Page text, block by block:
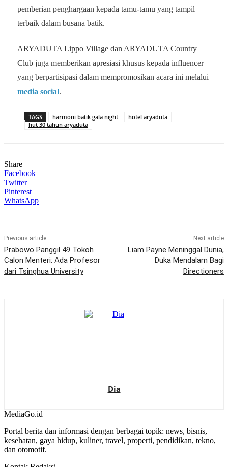
pemberian penghargaan kepada tamu-tamu yang tampil
terbaik dalam busana batik.
ARYADUTA Lippo Village dan ARYADUTA Country
Club juga memberikan apresiasi khusus kepada influencer
yang berpartisipasi dalam mempromosikan acara ini melalui
media social.
TAGS harmoni batik gala night
hotel aryaduta
hut 30 tahun aryaduta
Share
Facebook
Twitter
Pinterest
WhatsApp
Previous article
Prabowo Panggil 49 Tokoh
Calon Menteri: Ada Profesor
dari Tsinghua University
Next article
Liam Payne Meninggal Dunia,
Duka Mendalam Bagi
Directioners
Dia
MediaGo.id
Portal berita dan informasi dengan berbagai topik: news, bisnis,
kesehatan, gaya hidup, kuliner, travel, properti, pendidikan, tekno,
dan otomotif.